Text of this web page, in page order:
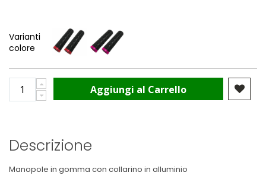
Varianti
colore
Aggiungi al Carrello
Descrizione
Manopole in gomma con collarino in alluminio